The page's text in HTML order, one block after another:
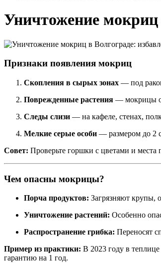
Уничтожение
Признаки появления мокриц
Скопления в сырых зонах — под
Поврежденные растения — мокрицы
Следы слизи — на кафеле, стенах,
Мелкие серые особи — размером до 2
Совет: Проверьте горшки с цветами и
Чем опасны мокрицы?
Порча продуктов: Загрязняют крупы,
Уничтожение растений: Особенно
Распространение грибка: Переносят
Пример из практики: В 2023 году в
гарантию на 1 год.